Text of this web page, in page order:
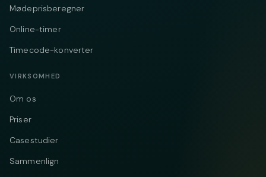
Mødeprisberegner
Online-timer
Timecode-konverter
VIRKSOMHED
Om os
Priser
Casestudier
Sammenlign